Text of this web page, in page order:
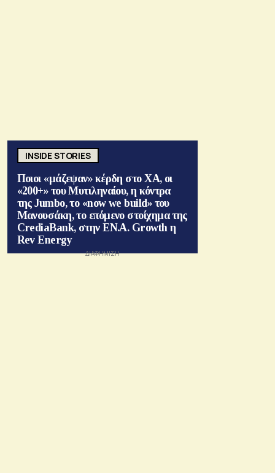
INSIDE STORIES
Ποιοι «μάζεψαν» κέρδη στο ΧΑ, οι
«200+» του Μυτιληναίου, η κόντρα
της Jumbo, το «now we build» του
Μανουσάκη, το επόμενο στοίχημα της
CrediaBank, στην ΕΝ.Α. Growth η
Rev Energy